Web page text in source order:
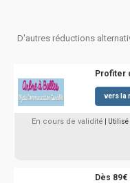
D'autres réductions
Profiter
vers la
En cours de validité |
Dès